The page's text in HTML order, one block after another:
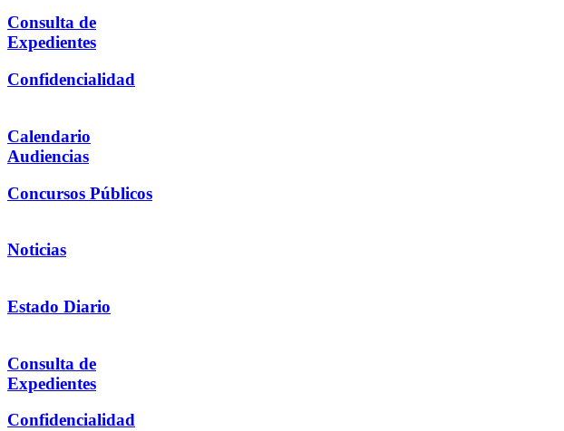
Consulta de
Expedientes
Confidencialidad
Calendario
Audiencias
Concursos Públicos
Noticias
Estado Diario
Consulta de
Expedientes
Confidencialidad